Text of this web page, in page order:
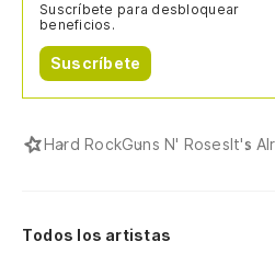
Suscríbete para desbloquear
beneficios.
Suscríbete
Hard RockGuns N' RosesIt's
Todos los artistas